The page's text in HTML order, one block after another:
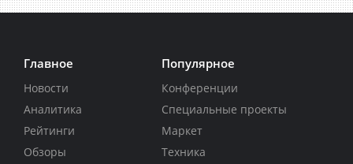
Главное
Новости
Аналитика
Рейтинги
Обзоры
Популярное
Конференции
Специальные проекты
Маркет
Техника